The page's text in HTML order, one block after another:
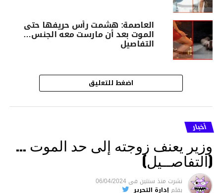
العاصمة: هشمت رأس حريفها حتى
الموت بعد أن مارست معه الجنس…
التفاصيل
اضغط للتعليق
أخبار
وزير يعنف زوجته إلى حد الموت …
(التفاصــيل)
نشرت منذ سنتين فى 06/04/2024
بقلم إدارة التحرير